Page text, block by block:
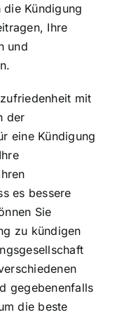
die Kündigung
Ihre
und
mit
der
eine Kündigung
es bessere
Sie
zu kündigen
gegebenenfalls
die beste